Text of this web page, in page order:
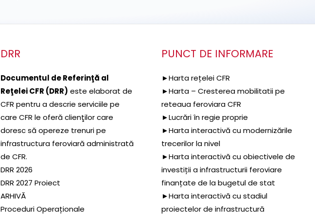
DRR
Documentul de Referinţă al
Reţelei CFR (DRR) este elaborat de
CFR pentru a descrie serviciile pe
care CFR le oferă clienţilor care
doresc să opereze trenuri pe
infrastructura feroviară administrată
de CFR.
DRR 2026
DRR 2027 Proiect
ARHIVĂ
Proceduri Operaționale
PUNCT DE INFORMARE
►Harta rețelei CFR
►Harta – Cresterea mobilitatii pe
reteaua feroviara CFR
►Lucrări în regie proprie
►Harta interactivă cu modernizările
trecerilor la nivel
►Harta interactivă cu obiectivele de
investiții a infrastructurii feroviare
finanțate de la bugetul de stat
►Harta interactivă cu stadiul
proiectelor de infrastructură